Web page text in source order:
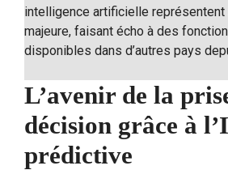
intelligence artificielle représentent
majeure, faisant écho à des
disponibles dans d’autres pays
L’avenir de la
décision grâce à
prédictive